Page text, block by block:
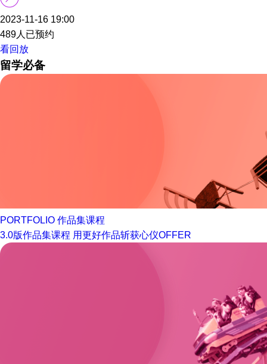
2023-11-16 19:00
489人已预约
看回放
留学必备
PORTFOLIO 作品集课程
3.0版作品集课程 用更好作品斩获心仪OFFER